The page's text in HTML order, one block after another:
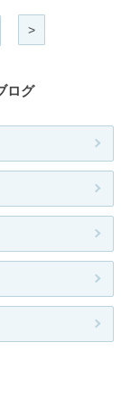
>
ログ